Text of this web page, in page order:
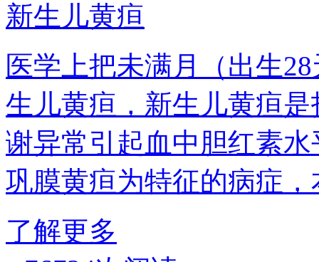
新生儿黄疸
医学上把未满月（出生
生儿黄疸，新生儿黄疸
谢异常引起血中胆红素
巩膜黄疸为特征的病症
了解更多